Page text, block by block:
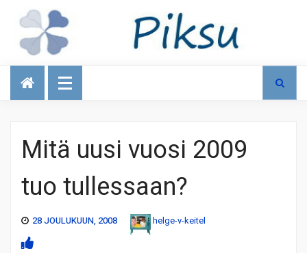
Talous
Mitä uusi vuosi 2009
tuo tullessaan?
28 JOULUKUUN, 2008 helge-v-keitel